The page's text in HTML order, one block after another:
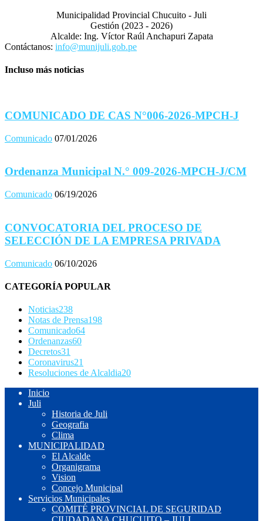
Municipalidad Provincial Chucuito - Juli
Gestión (2023 - 2026)
Alcalde: Ing. Víctor Raúl Anchapuri Zapata
Contáctanos: info@munijuli.gob.pe
Incluso más noticias
COMUNICADO DE CAS N°006-2026-MPCH-J
Comunicado 07/01/2026
Ordenanza Municipal N.° 009-2026-MPCH-J/CM
Comunicado 06/19/2026
CONVOCATORIA DEL PROCESO DE
SELECCIÓN DE LA EMPRESA PRIVADA
Comunicado 06/10/2026
CATEGORÍA POPULAR
Noticias238
Notas de Prensa198
Comunicado64
Ordenanzas60
Decretos31
Coronavirus21
Resoluciones de Alcaldia20
Inicio
Juli
Historia de Juli
Geografia
Clima
MUNICIPALIDAD
El Alcalde
Organigrama
Vision
Concejo Municipal
Servicios Municipales
COMITÉ PROVINCIAL DE SEGURIDAD